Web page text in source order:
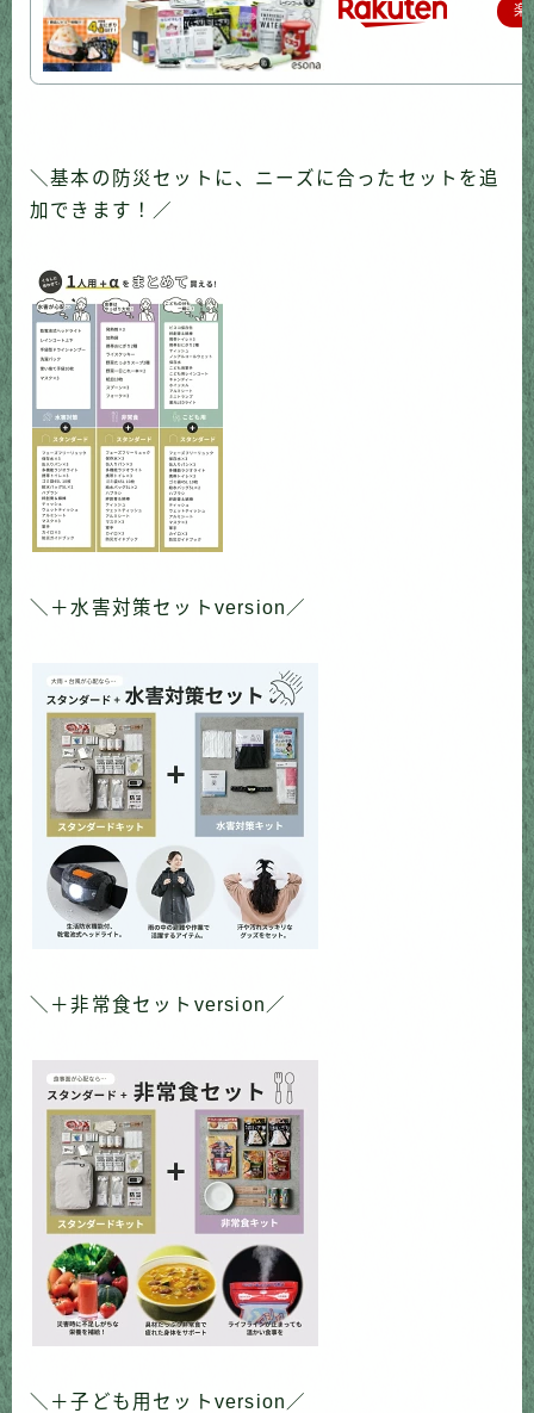
楽
＼基本の防災セットに、ニーズに合ったセットを追
加できます！／
＼＋水害対策セットversion／
＼＋非常食セットversion／
＼＋子ども用セットversion／